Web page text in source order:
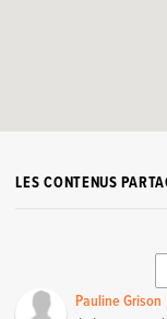
LES CONTENUS
Pauline Grison